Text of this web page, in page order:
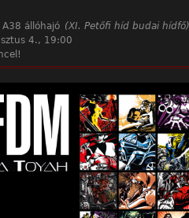
állóhajó (XI. Petőfi híd budai hídfő)
4., 19:00